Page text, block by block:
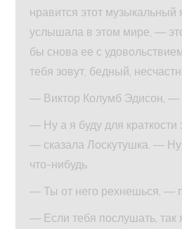
нравится этот музыкальный
услышала в этом мире, —
бы снова ее с
тебя зовут, бедный,
— Виктор Колумб Эдисон, —
— Ну а я буду для краткости
— сказала Лоскутушка. —
что-нибудь.
— Ты от него рехнешься, —
— Если тебя послушать,